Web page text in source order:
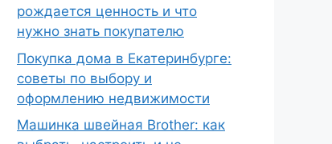
рождается ценность и что
нужно знать покупателю
Покупка дома в Екатеринбурге:
советы по выбору и
оформлению недвижимости
Машинка швейная Brother: как